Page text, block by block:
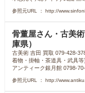
参照元URL ： http://
骨董屋さん・古美
庫県）
古美術 吉田 買取 079-428-
着物・掛軸・茶道具・武具
アンティーク銀月館 0798-
参照元URL ： http://